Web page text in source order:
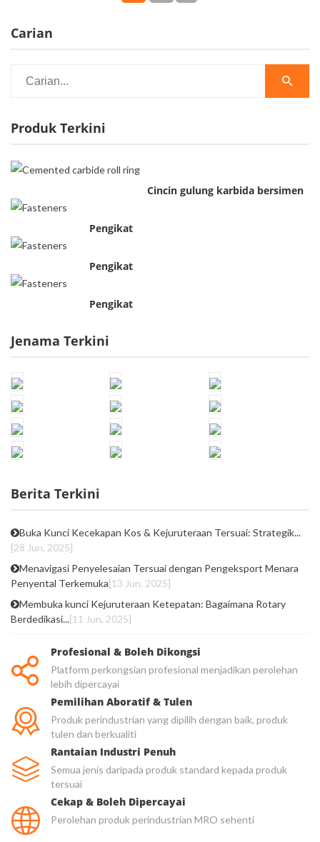
Carian
Produk Terkini
Cincin gulung karbida bersimen
Pengikat
Pengikat
Pengikat
Jenama Terkini
Berita Terkini
Buka Kunci Kecekapan Kos & Kejuruteraan Tersuai: Strategik...
[28 Jun, 2025]
Menavigasi Penyelesaian Tersuai dengan Pengeksport Menara
Penyental Terkemuka[13 Jun, 2025]
Membuka kunci Kejuruteraan Ketepatan: Bagaimana Rotary
Berdedikasi...[11 Jun, 2025]
Profesional & Boleh Dikongsi
Platform perkongsian profesional menjadikan perolehan
lebih dipercayai
Pemilihan Aboratif & Tulen
Produk perindustrian yang dipilih dengan baik, produk
tulen dan berkualiti
Rantaian Industri Penuh
Semua jenis daripada produk standard kepada produk
tersuai
Cekap & Boleh Dipercayai
Perolehan produk perindustrian MRO sehenti